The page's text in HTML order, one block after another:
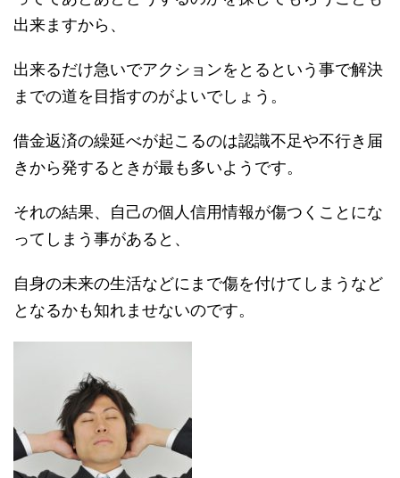
出来ますから、
出来るだけ急いでアクションをとるという事で解決
までの道を目指すのがよいでしょう。
借金返済の繰延べが起こるのは認識不足や不行き届
きから発するときが最も多いようです。
それの結果、自己の個人信用情報が傷つくことにな
ってしまう事があると、
自身の未来の生活などにまで傷を付けてしまうなど
となるかも知れませないのです。